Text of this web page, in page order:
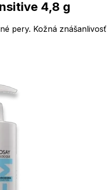
4,8 g
pery. Kožná